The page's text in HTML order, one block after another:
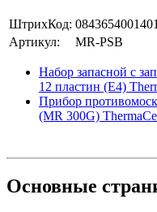
ШтрихКод: 0843654001401
Артикул:
MR-PSB
Набор запасной с
12 пластин (E4)
Прибор
(MR 300G)
Основные